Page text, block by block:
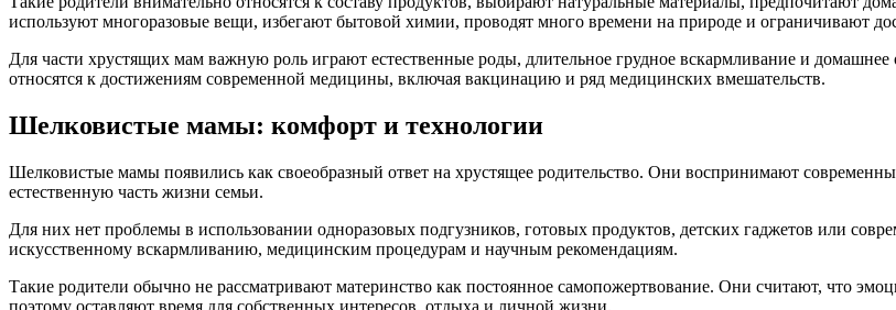
используют многоразовые вещи, избегают бытовой химии, проводят много времени на природе и ограничивают
Для части хрустящих мам важную роль играют естественные роды, длительное грудное вскармливание и
относятся к достижениям современной медицины, включая вакцинацию и ряд медицинских вмешательств.
Шелковистые мамы: комфорт и технологии
Шелковистые мамы появились как своеобразный ответ на хрустящее родительство. Они воспринимают
естественную часть жизни семьи.
Для них нет проблемы в использовании одноразовых подгузников, готовых продуктов, детских гаджетов или
искусственному вскармливанию, медицинским процедурам и научным рекомендациям.
Такие родители обычно не рассматривают материнство как постоянное самопожертвование. Они считают, что
поэтому оставляют время для собственных интересов, отдыха и личной жизни.